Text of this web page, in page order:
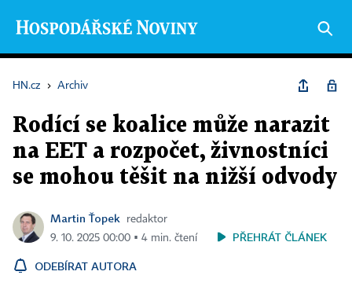
HN.cz › Archiv
Rodící se koalice může narazit
na EET a rozpočet, živnostníci
se mohou těšit na nižší odvody
Martin Ťopek
redaktor
9. 10. 2025 00:00 ▪ 4 min. čtení
PŘEHRÁT ČLÁNEK
ODEBÍRAT AUTORA